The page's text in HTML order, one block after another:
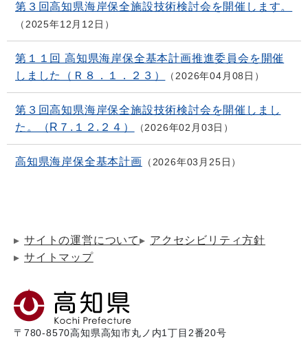
第３回高知県海岸保全施設技術検討会を開催します。
2025年12月12日
第１１回 高知県海岸保全基本計画推進委員会を開催
しました（Ｒ８．１．２３）
2026年04月08日
第３回高知県海岸保全施設技術検討会を開催しまし
た。（R７.１２.２４）
2026年02月03日
高知県海岸保全基本計画 2026年03月25日
サイトの運営について
アクセシビリティ方針
サイトマップ
〒780-8570高知県高知市丸ノ内1丁目2番20号